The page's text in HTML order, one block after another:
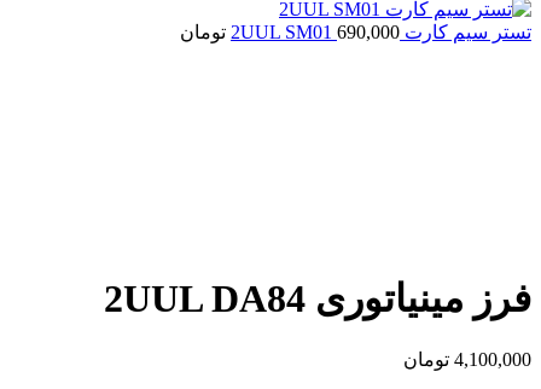
تستر سیم کارت 2UUL SM01 690,000 تومان
فرز مینیاتوری 2UUL DA84
4,100,000 تومان